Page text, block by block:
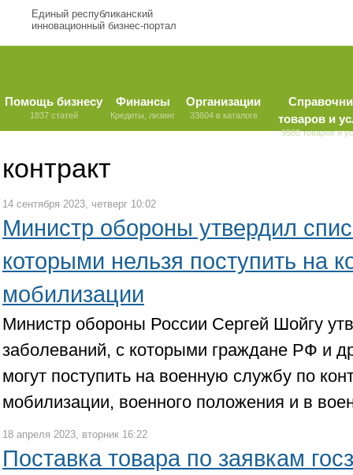
Единый республиканский
инновационный бизнес-портал
Помощь бизнесу
1837 статей
Финансы
Кредиты, лизинг
Организации
33604 в каталоге
товаров и
9580 товаров и
контракт
14 сентября 2023, четверг 10:02
Министр обороны утвердил
которыми нельзя поступить на
мобилизации
Министр обороны России Сергей Шойгу
заболеваний, с которыми граждане РФ и
могут поступить на военную службу по
мобилизации, военного положения и в
18 апреля 2023, вторник 16:22
Поставка товара по заявкам